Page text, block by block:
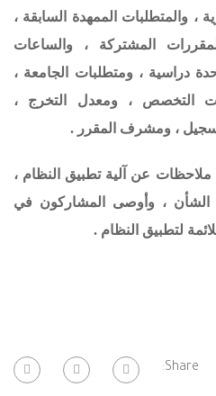
الممهدة السابقة ،
المشتركة ، والساعات
، ومتطلبات الجامعة ،
، ومعدل التخرج ،
، ومشرف المقرر .
عن آلية تطبيق النظام ،
، وأوصى المشاركون في
لتطبيق النظام .